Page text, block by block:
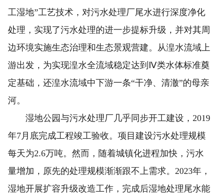
工湿地”工艺技术，对污水处理厂尾水进行深度净化
处理，实现了污水处理的进一步提标升级，并对其周
边环境实施生态治理和生态景观营建。从湟水流域上
游出发，为实现湟水全流域稳定达到Ⅳ类水体标准奠
定基础，还湟水流域中下游一条“干净、清澈”的母亲
河。
湿地公园与污水处理厂几乎同步开工建设，2019
年7月底完成工程竣工验收。项目建设污水处理规模
每天为2.6万吨。然而，随着城镇化进程加快，污水
量增加，原先的处理规模渐渐跟不上需求。2023年，
湿地开展扩容升级改造工作，完成后湿地处理尾水能